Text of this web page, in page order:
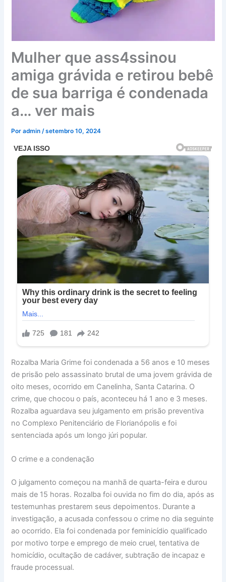
Mulher que ass4ssinou
amiga grávida e retirou bebê
de sua barriga é condenada
a… ver mais
Poradmin/setembro 10, 2024
Rozalba Maria Grime foi condenada a 56 anos e 10 meses
de prisão pelo assassinato brutal de uma jovem grávida de
oito meses, ocorrido em Canelinha, Santa Catarina. O
crime, que chocou o país, aconteceu há 1 ano e 3 meses.
Rozalba aguardava seu julgamento em prisão preventiva
no Complexo Penitenciário de Florianópolis e foi
sentenciada após um longo júri popular.
O crime e a condenação
O julgamento começou na manhã de quarta-feira e durou
mais de 15 horas. Rozalba foi ouvida no fim do dia, após as
testemunhas prestarem seus depoimentos. Durante a
investigação, a acusada confessou o crime no dia seguinte
ao ocorrido. Ela foi condenada por feminicídio qualificado
por motivo torpe e emprego de meio cruel, tentativa de
homicídio, ocultação de cadáver, subtração de incapaz e
fraude processual.